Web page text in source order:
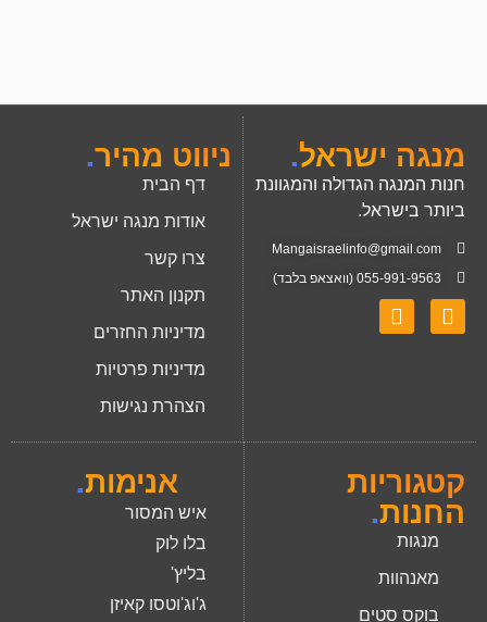
מנגה ישראל.
חנות המנגה הגדולה והמגוונת
ביותר בישראל.
Mangaisraelinfo@gmail.com
055-991-9563 (וואצאפ בלבד)
ניווט מהיר.
דף הבית
אודות מנגה ישראל
צרו קשר
תקנון האתר
מדיניות החזרים
מדיניות פרטיות
הצהרת נגישות
קטגוריות
החנות.
מנגות
מאנהוות
בוקס סטים
אנימות.
איש המסור
בלו לוק
בליץ'
ג'וג'וטסו קאיזן